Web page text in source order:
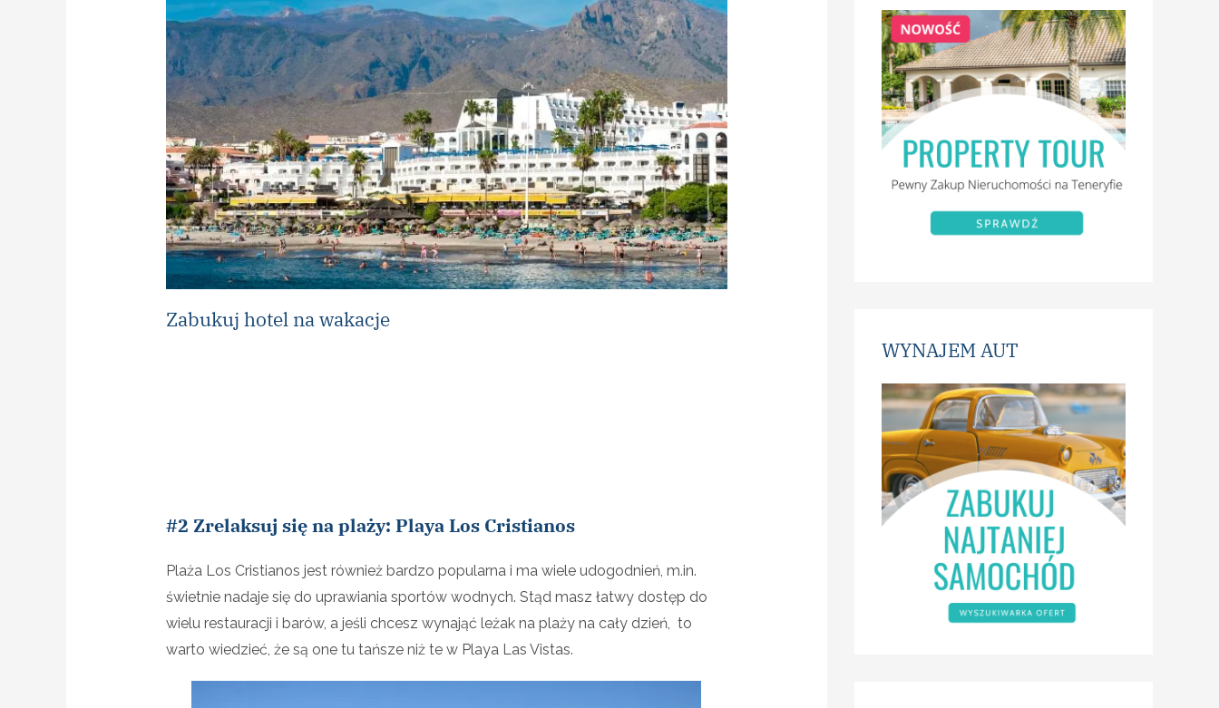
Zabukuj hotel na wakacje
#2 Zrelaksuj się na plaży: Playa Los Cristianos
Plaża Los Cristianos jest również bardzo popularna i ma wiele udogodnień, m.in.
świetnie nadaje się do uprawiania sportów wodnych. Stąd masz łatwy dostęp do
wielu restauracji i barów, a jeśli chcesz wynająć leżak na plaży na cały dzień, to
warto wiedzieć, że są one tu tańsze niż te w Playa Las Vistas.
WYNAJEM AUT